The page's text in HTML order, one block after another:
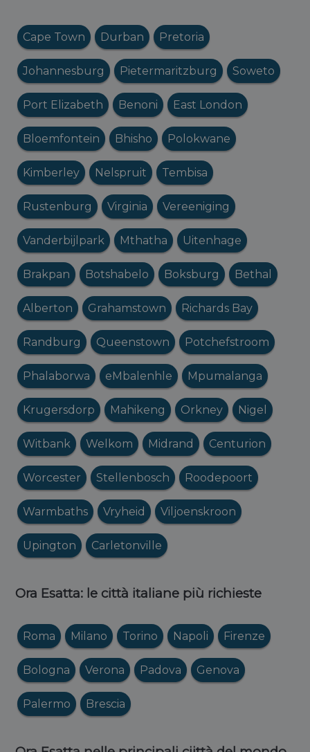
Cape Town Durban Pretoria
Johannesburg Pietermaritzburg Soweto
Port Elizabeth Benoni East London
Bloemfontein Bhisho Polokwane
Kimberley Nelspruit Tembisa
Rustenburg Virginia Vereeniging
Vanderbijlpark Mthatha Uitenhage
Brakpan Botshabelo Boksburg Bethal
Alberton Grahamstown Richards Bay
Randburg Queenstown Potchefstroom
Phalaborwa eMbalenhle Mpumalanga
Krugersdorp Mahikeng Orkney Nigel
Witbank Welkom Midrand Centurion
Worcester Stellenbosch Roodepoort
Warmbaths Vryheid Viljoenskroon
Upington Carletonville
Ora Esatta: le città italiane più richieste
Roma Milano Torino Napoli Firenze
Bologna Verona Padova Genova
Palermo Brescia